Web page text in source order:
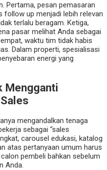
Pertama, pesan pemasaran
follow up menjadi lebih relevan
terlalu beragam. Ketiga,
pasar melihat Anda sebagai
waktu tim tidak habis
Dalam properti, spesialisasi
energi yang
Mengganti
mengandalkan tenaga
sebagai “sales
carousel edukasi, katalog
atas pertanyaan umum harus
pembeli bahkan sebelum
Anda.